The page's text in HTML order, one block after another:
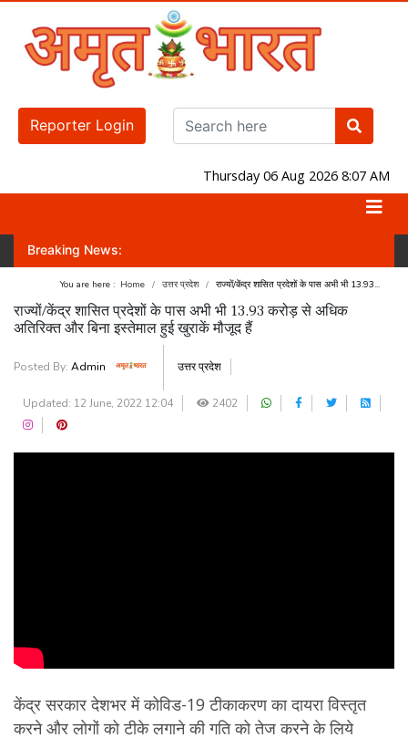
Reporter Login
Thursday 06 Aug 2026 8:07 AM
Breaking News:
पाएगी? जानिए लोकसभा-राज्यसभा का नंबर गेम! जंतर-मंतर पर होगा प्रदर्शन!
You are here : Home उत्तर प्रदेश राज्यों/केंद्र शासित प्रदेशों के पास अभी भी 13.93...
राज्यों/केंद्र शासित प्रदेशों के पास अभी भी 13.93 करोड़ से अधिक
अतिरिक्त और बिना इस्तेमाल हुई खुराकें मौजूद हैं
Posted By: Admin उत्तर प्रदेश
Updated: 12 June, 2022 12:04 2402
केंद्र सरकार देशभर में कोविड-19 टीकाकरण का दायरा विस्तृत
करने और लोगों को टीके लगाने की गति को तेज करने के लिये